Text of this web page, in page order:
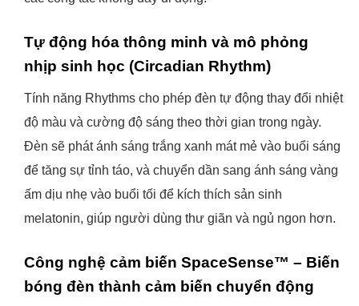
Tự động hóa thông minh và mô phỏng
nhịp sinh học (Circadian Rhythm)
Tính năng Rhythms cho phép đèn tự động thay đổi nhiệt
độ màu và cường độ sáng theo thời gian trong ngày.
Đèn sẽ phát ánh sáng trắng xanh mát mẻ vào buổi sáng
để tăng sự tỉnh táo, và chuyển dần sang ánh sáng vàng
ấm dịu nhẹ vào buổi tối để kích thích sản sinh
melatonin, giúp người dùng thư giãn và ngủ ngon hơn.
Công nghệ cảm biến SpaceSense™ – Biến
bóng đèn thành cảm biến chuyển động